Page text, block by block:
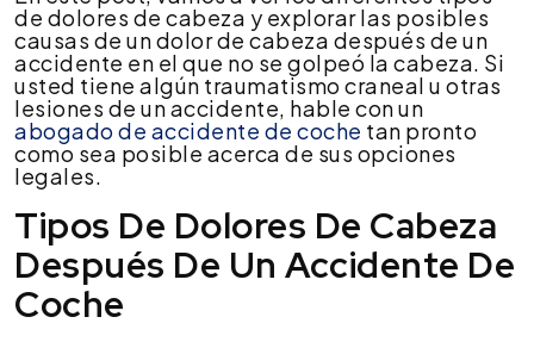
de dolores de cabeza y explorar las posibles
causas de un dolor de cabeza después de un
accidente en el que no se golpeó la cabeza. Si
usted tiene algún traumatismo craneal u otras
lesiones de un accidente, hable con un
abogado de accidente de coche tan pronto
como sea posible acerca de sus opciones
legales.
Tipos De Dolores De Cabeza
Después De Un Accidente De
Coche